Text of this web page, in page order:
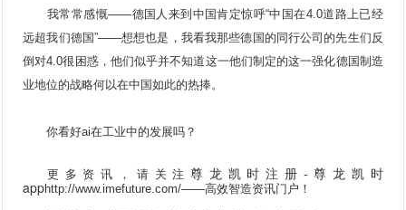
我常常感慨——德国人来到中国肯定惊呼“中国在4.0道路上已经
远超我们德国”——想想也是，我看我那些德国的同行公司的先生们反
倒对4.0很困惑，他们似乎并不知道这一他们制定的这一强化德国制造
业地位的战略何以在中国如此的热捧。
你看好ai在工业中的发展吗？
更多资讯，请关注尊龙凯时注册-尊龙凯时
apphttp://www.imefuture.com/——高效智造资讯门户！